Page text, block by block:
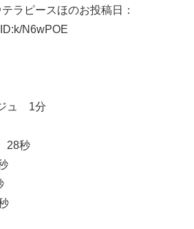
ラピースほのお投稿日：
ID:k/N6wPOE
ュ 1分
28秒